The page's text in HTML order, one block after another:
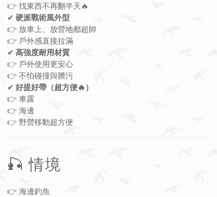
👉 找東西不再翻半天🔥
✔ 硬派戰術風外型
👉 放車上、放營地都超帥
👉 戶外感直接拉滿
✔ 高強度耐用材質
👉 戶外使用更安心
👉 不怕碰撞與髒污
✔ 好提好帶（超方便🔥）
👉 車露
👉 海邊
👉 野營移動超方便
🎣 情境
👉 海邊釣魚